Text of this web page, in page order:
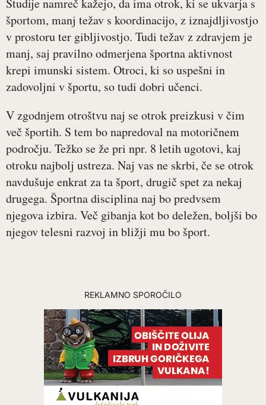
Študije namreč kažejo, da ima otrok, ki se ukvarja s
športom, manj težav s koordinacijo, z iznajdljivostjo
v prostoru ter gibljivostjo. Tudi težav z zdravjem je
manj, saj pravilno odmerjena športna aktivnost
krepi imunski sistem. Otroci, ki so uspešni in
zadovoljni v športu, so tudi dobri učenci.
V zgodnjem otroštvu naj se otrok preizkusi v čim
več športih. S tem bo napredoval na motoričnem
področju. Težko se že pri npr. 8 letih ugotovi, kaj
otroku najbolj ustreza. Naj vas ne skrbi, če se otrok
navdušuje enkrat za ta šport, drugič spet za nekaj
drugega. Športna disciplina naj bo predvsem
njegova izbira. Več gibanja kot bo deležen, boljši bo
njegov telesni razvoj in bližji mu bo šport.
REKLAMNO SPOROČILO